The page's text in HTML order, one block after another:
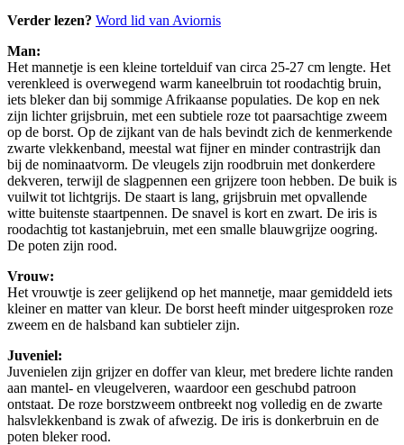
Verder lezen? Word lid van Aviornis
Man:
Het mannetje is een kleine tortelduif van circa 25-27 cm lengte. Het
verenkleed is overwegend warm kaneelbruin tot roodachtig bruin,
iets bleker dan bij sommige Afrikaanse populaties. De kop en nek
zijn lichter grijsbruin, met een subtiele roze tot paarsachtige zweem
op de borst. Op de zijkant van de hals bevindt zich de kenmerkende
zwarte vlekkenband, meestal wat fijner en minder contrastrijk dan
bij de nominaatvorm. De vleugels zijn roodbruin met donkerdere
dekveren, terwijl de slagpennen een grijzere toon hebben. De buik is
vuilwit tot lichtgrijs. De staart is lang, grijsbruin met opvallende
witte buitenste staartpennen. De snavel is kort en zwart. De iris is
roodachtig tot kastanjebruin, met een smalle blauwgrijze oogring.
De poten zijn rood.
Vrouw:
Het vrouwtje is zeer gelijkend op het mannetje, maar gemiddeld iets
kleiner en matter van kleur. De borst heeft minder uitgesproken roze
zweem en de halsband kan subtieler zijn.
Juveniel:
Juvenielen zijn grijzer en doffer van kleur, met bredere lichte randen
aan mantel- en vleugelveren, waardoor een geschubd patroon
ontstaat. De roze borstzweem ontbreekt nog volledig en de zwarte
halsvlekkenband is zwak of afwezig. De iris is donkerbruin en de
poten bleker rood.